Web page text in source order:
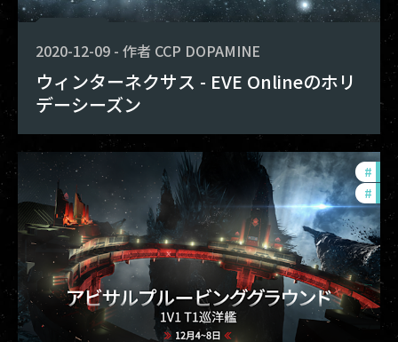
2020-12-09 - 作者 CCP DOPAMINE
ウィンターネクサス - EVE Onlineのホリ
デーシーズン
#
#